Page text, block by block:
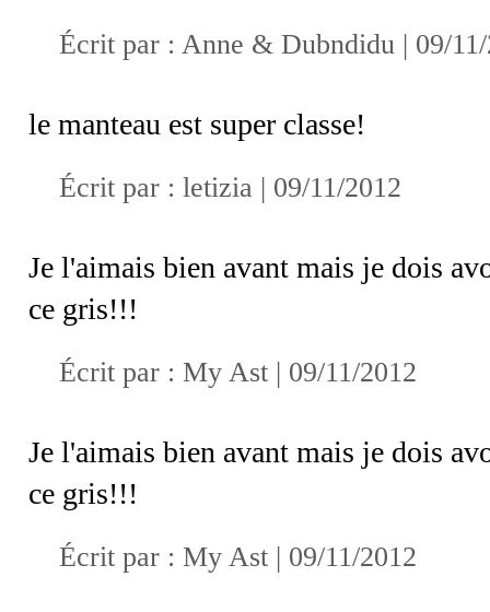
Écrit par : Anne & Dubndidu | 09/
le manteau est super classe!
Écrit par : letizia | 09/11/2012
Je l'aimais bien avant mais je dois
ce gris!!!
Écrit par : My Ast | 09/11/2012
Je l'aimais bien avant mais je dois
ce gris!!!
Écrit par : My Ast | 09/11/2012